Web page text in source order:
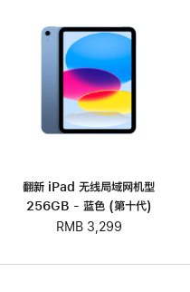
翻新 iPad 无线局域网机型
256GB - 蓝色 (第十代)
RMB 3,299